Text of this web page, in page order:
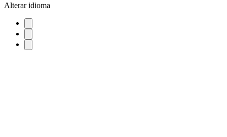
Alterar idioma